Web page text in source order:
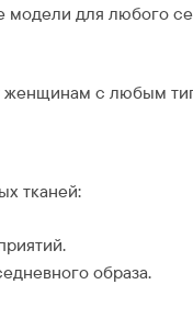
модели для любого
с любым
тканей:
образа.